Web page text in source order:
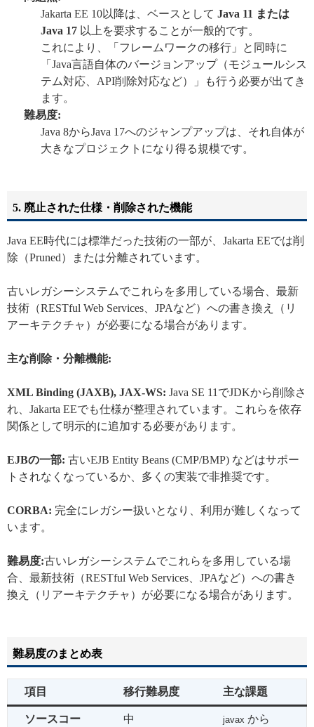
Jakarta EE 10以降は、ベースとして Java 11 または
Java 17 以上を要求することが一般的です。
これにより、「フレームワークの移行」と同時に
「Java言語自体のバージョンアップ（モジュールシス
テム対応、API削除対応など）」も行う必要が出てき
ます。
難易度:
Java 8からJava 17へのジャンプアップは、それ自体が
大きなプロジェクトになり得る規模です。
5. 廃止された仕様・削除された機能
Java EE時代には標準だった技術の一部が、Jakarta EEでは削
除（Pruned）または分離されています。
古いレガシーシステムでこれらを多用している場合、最新
技術（RESTful Web Services、JPAなど）への書き換え（リ
アーキテクチャ）が必要になる場合があります。
主な削除・分離機能:
XML Binding (JAXB), JAX-WS: Java SE 11でJDKから削除さ
れ、Jakarta EEでも仕様が整理されています。これらを依存
関係として明示的に追加する必要があります。
EJBの一部: 古いEJB Entity Beans (CMP/BMP) などはサポー
トされなくなっているか、多くの実装で非推奨です。
CORBA: 完全にレガシー扱いとなり、利用が難しくなって
います。
難易度:古いレガシーシステムでこれらを多用している場
合、最新技術（RESTful Web Services、JPAなど）への書き
換え（リアーキテクチャ）が必要になる場合があります。
難易度のまとめ表
項目 移行難易度 主な課題
ソースコー 中 javax から